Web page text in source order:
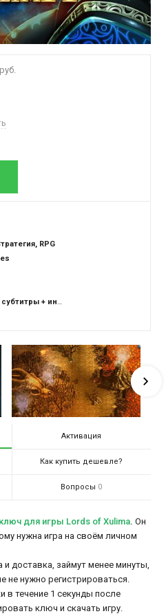
RPG
+ интерфейс)
Активация
Как купить дешевле?
Вопросы 0
для игры Lords of Xulima. Он
нужна игра на своём личном
доставка, займут менее минуты,
не нужно регистрироваться.
в течение 1 секунды после
ключ и скачать игру.